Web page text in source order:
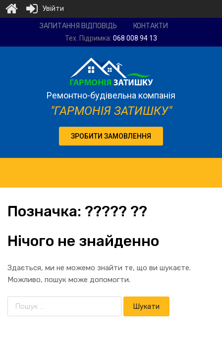
компанія
ЗАПИТАННЯ ВІДПОВІДЬ КОНТАКТИ
Тех. Підримка: 068 008 94 13
Ремонтно-будівельна компанія
"ГАРМОНІЯ ЗАТИШКУ"
ЗРОБИТИ ЗАМОВЛЕННЯ
Позначка: ????? ??
Нічого не знайденно
Здається, ми не можемо знайти те, що ви шукаєте.
Можливо, пошук може допомогти.
Увійти